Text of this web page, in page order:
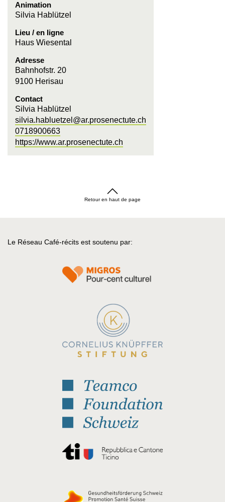
Animation
Silvia Hablützel
Lieu / en ligne
Haus Wiesental
Adresse
Bahnhofstr. 20
9100 Herisau
Contact
Silvia Hablützel
silvia.habluetzel@ar.prosenectute.ch
0718900663
https://www.ar.prosenectute.ch
Retour en haut de page
Le Réseau Café-récits est soutenu par: